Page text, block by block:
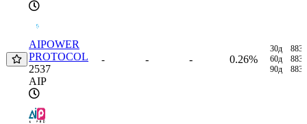
AIPOWER
PROTOCOL
2537
AIP
- - - 0.26%
30д
60д
90д